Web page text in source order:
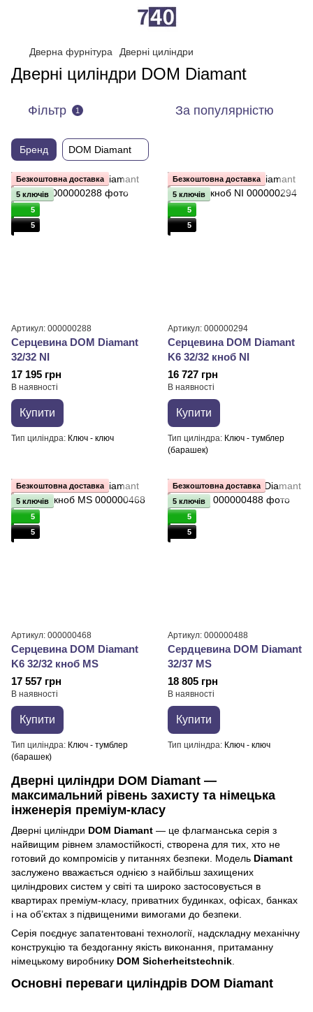
Дверна фурнітура Дверні циліндри
Дверні циліндри DOM Diamant
Фільтр 1 За популярністю
Бренд DOM Diamant
Безкоштовна доставка
5 ключів
5
5
Артикул: 000000288
Серцевина DOM Diamant
32/32 NI
17 195 грн
В наявності
Купити
Тип циліндра Ключ - ключ
Безкоштовна доставка
5 ключів
5
5
Артикул: 000000294
Серцевина DOM Diamant
K6 32/32 кноб NI
16 727 грн
В наявності
Купити
Тип циліндра Ключ - тумблер
(барашек)
Безкоштовна доставка
5 ключів
5
5
Артикул: 000000468
Серцевина DOM Diamant
K6 32/32 кноб MS
17 557 грн
В наявності
Купити
Тип циліндра Ключ - тумблер
(барашек)
Безкоштовна доставка
5 ключів
5
5
Артикул: 000000488
Сердцевина DOM Diamant
32/37 MS
18 805 грн
В наявності
Купити
Тип циліндра Ключ - ключ
Дверні циліндри DOM Diamant —
максимальний рівень захисту та німецька
інженерія преміум-класу
Дверні циліндри DOM Diamant — це флагманська серія з
найвищим рівнем зламостійкості, створена для тих, хто не
готовий до компромісів у питаннях безпеки. Модель Diamant
заслужено вважається однією з найбільш захищених
циліндрових систем у світі та широко застосовується в
квартирах преміум-класу, приватних будинках, офісах, банках
і на об’єктах з підвищеними вимогами до безпеки.
Серія поєднує запатентовані технології, надскладну механічну
конструкцію та бездоганну якість виконання, притаманну
німецькому виробнику DOM Sicherheitstechnik.
Основні переваги циліндрів DOM Diamant